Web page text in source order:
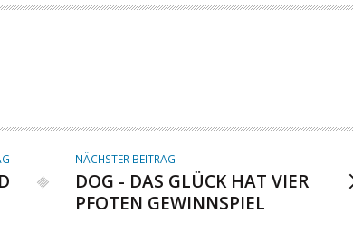
NÄCHSTER BEITRAG
DOG - DAS GLÜCK HAT VIER
PFOTEN GEWINNSPIEL